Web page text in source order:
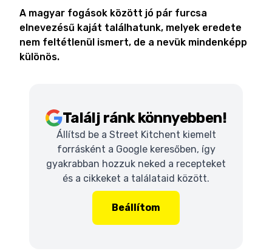
A magyar fogások között jó pár furcsa
elnevezésű kaját találhatunk, melyek eredete
nem feltétlenül ismert, de a nevük mindenképp
különös.
Találj ránk könnyebben!
Állítsd be a Street Kitchent kiemelt
forrásként a Google keresőben, így
gyakrabban hozzuk neked a recepteket
és a cikkeket a találataid között.
Beállítom